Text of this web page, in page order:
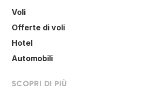
Voli
Offerte di voli
Hotel
Automobili
SCOPRI DI PIÙ